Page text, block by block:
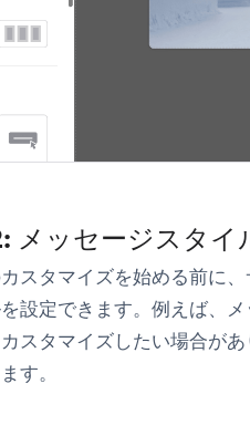
メッセージスタイ
スタマイズを始める前に
設定できます。例えば、
スタマイズしたい場合が
す。